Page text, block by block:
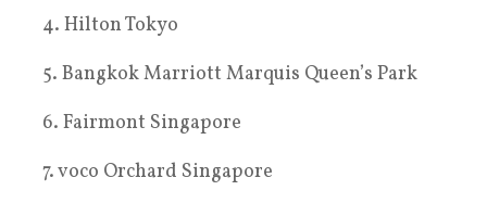
4. Hilton Tokyo
5. Bangkok Marriott Marquis Queen’s Park
6. Fairmont Singapore
7. voco Orchard Singapore